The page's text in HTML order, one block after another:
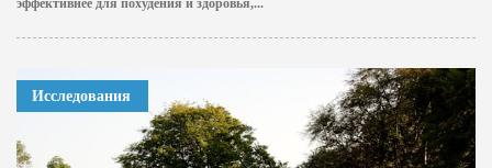
эффективнее для похудения и здоровья,...
Исследования